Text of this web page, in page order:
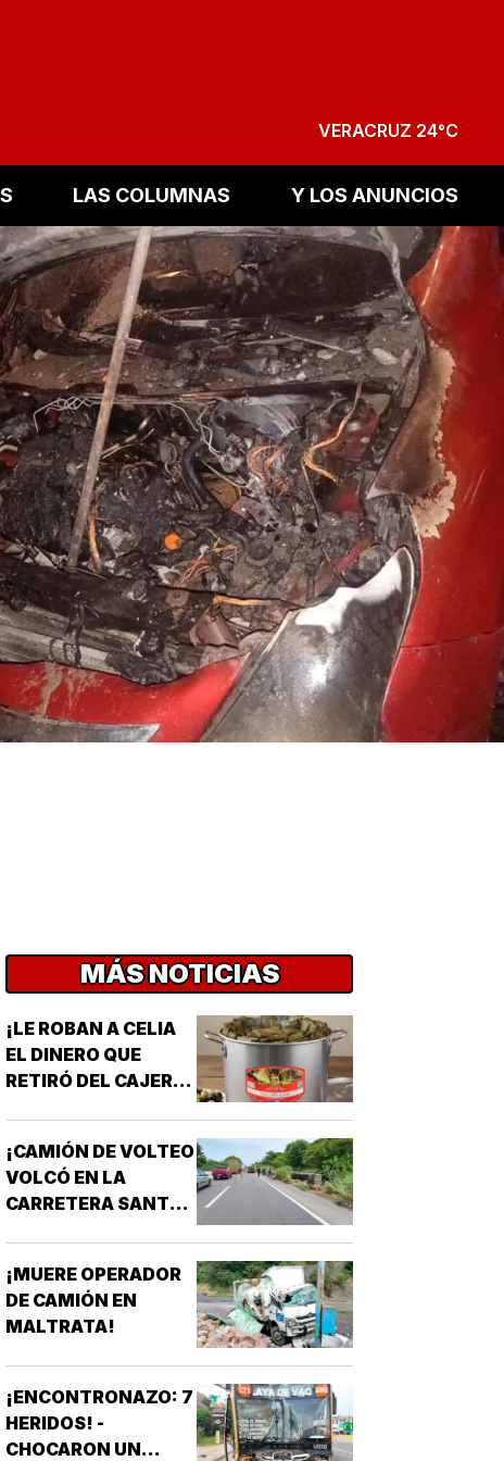
VERACRUZ 24°C
LAS COLUMNAS Y LOS ANUNCIOS
MÁS NOTICIAS
¡LE ROBAN A CELIA
EL DINERO QUE
RETIRÓ DEL CAJERO
¡CAMIÓN DE VOLTEO
VOLCÓ EN LA
CARRETERA SANTA
¡MUERE OPERADOR
DE CAMIÓN EN
MALTRATA!
¡ENCONTRONAZO: 7
HERIDOS! -
CHOCARON UN